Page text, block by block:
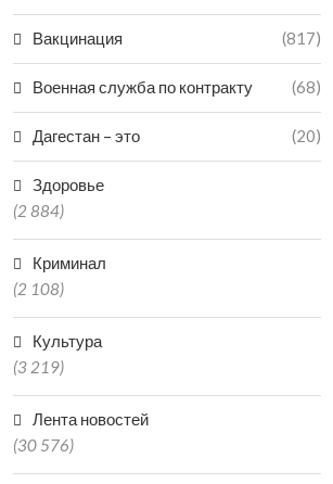
Вакцинация (817)
Военная служба по контракту (68)
Дагестан – это (20)
Здоровье
(2 884)
Криминал
(2 108)
Культура
(3 219)
Лента новостей
(30 576)